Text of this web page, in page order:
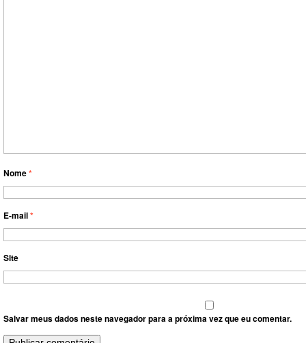
Nome*
E-mail*
Site
Salvar meus dados neste navegador para a próxima vez que eu comentar.